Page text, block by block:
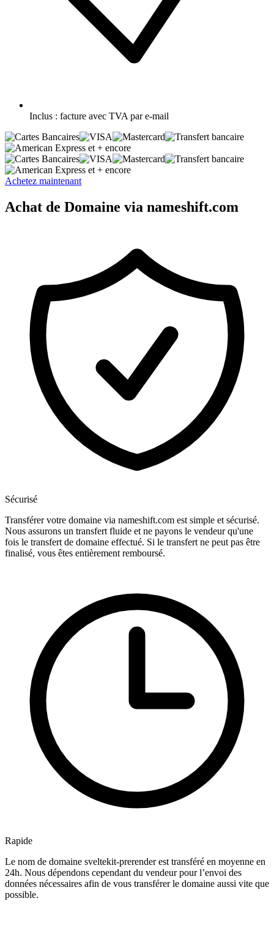
Inclus : facture avec TVA par e-mail
et + encore
et + encore
Achetez maintenant
Achat de Domaine via nameshift.com
Sécurisé
Transférer votre domaine via nameshift.com est simple et sécurisé.
Nous assurons un transfert fluide et ne payons le vendeur qu'une
fois le transfert de domaine effectué. Si le transfert ne peut pas être
finalisé, vous êtes entièrement remboursé.
Rapide
Le nom de domaine sveltekit-prerender est transféré en moyenne en
24h. Nous dépendons cependant du vendeur pour l’envoi des
données nécessaires afin de vous transférer le domaine aussi vite que
possible.